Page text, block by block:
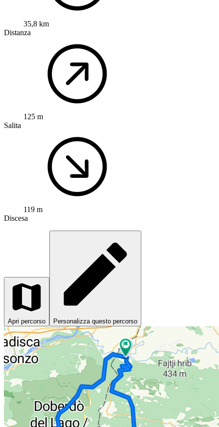
35,8 km
Distanza
125 m
Salita
119 m
Discesa
Apri percorso Personalizza questo percorso